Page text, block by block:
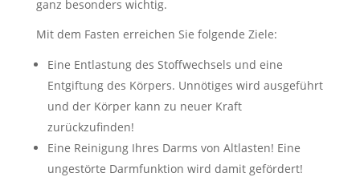
ganz besonders wichtig.
Mit dem Fasten erreichen Sie folgende Ziele:
Eine Entlastung des Stoffwechsels und eine
Entgiftung des Körpers. Unnötiges wird ausgeführt
und der Körper kann zu neuer Kraft
zurückzufinden!
Eine Reinigung Ihres Darms von Altlasten! Eine
ungestörte Darmfunktion wird damit gefördert!